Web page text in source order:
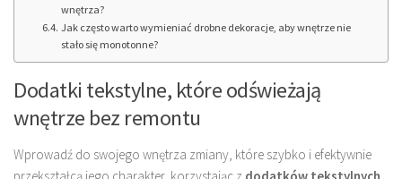
wnętrza?
Jak często warto wymieniać drobne dekoracje, aby wnętrze nie
stało się monotonne?
Dodatki tekstylne, które odświeżają
wnętrze bez remontu
Wprowadź do swojego wnętrza zmiany, które szybko i efektywnie
przekształcą jego charakter, korzystając z dodatków tekstylnych